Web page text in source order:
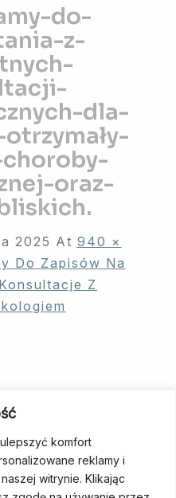
komfort
reklamy i
witrynie. Klikając
do-
z-
dla-
oraz-
2025 At 940 ×
Do Zapisów Na
Z